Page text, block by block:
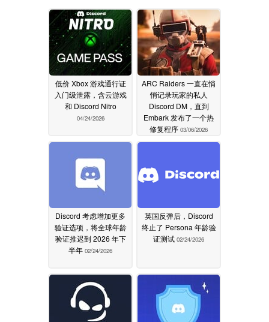
低价 Xbox 游戏通行证
入门级泄露，含云游戏
和 Discord Nitro
04/24/2026
ARC Raiders 一直在悄
悄记录玩家的私人
Discord DM，直到
Embark 发布了一个热
修复程序 03/06/2026
Discord 考虑增加更多
验证选项，将全球年龄
验证推迟到 2026 年下
半年 02/24/2026
英国反弹后，Discord
终止了 Persona 年龄验
证测试 02/24/2026